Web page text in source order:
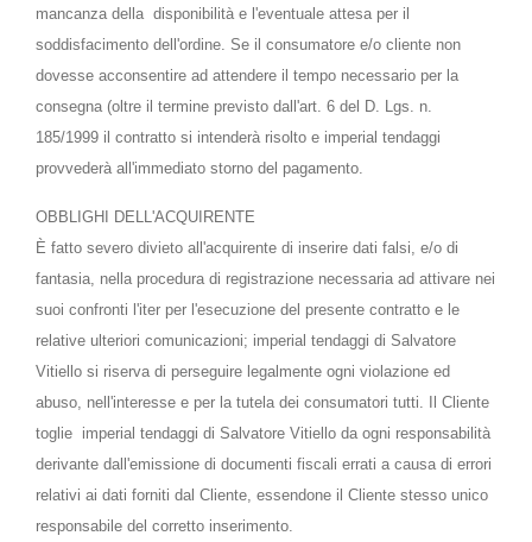
mancanza della disponibilità e l'eventuale attesa per il
soddisfacimento dell'ordine. Se il consumatore e/o cliente non
dovesse acconsentire ad attendere il tempo necessario per la
consegna (oltre il termine previsto dall'art. 6 del D. Lgs. n.
185/1999 il contratto si intenderà risolto e imperial tendaggi
provvederà all'immediato storno del pagamento.
OBBLIGHI DELL'ACQUIRENTE
È fatto severo divieto all'acquirente di inserire dati falsi, e/o di
fantasia, nella procedura di registrazione necessaria ad attivare nei
suoi confronti l'iter per l'esecuzione del presente contratto e le
relative ulteriori comunicazioni; imperial tendaggi di Salvatore
Vitiello si riserva di perseguire legalmente ogni violazione ed
abuso, nell'interesse e per la tutela dei consumatori tutti. Il Cliente
toglie imperial tendaggi di Salvatore Vitiello da ogni responsabilità
derivante dall'emissione di documenti fiscali errati a causa di errori
relativi ai dati forniti dal Cliente, essendone il Cliente stesso unico
responsabile del corretto inserimento.